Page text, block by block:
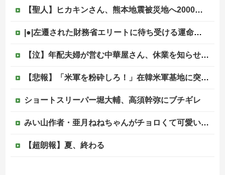
【聖人】ヒカキンさん、熊本地震被災地へ2000万円の寄付！
|●|左遷された財務省エリートに待ち受ける運命がやばすぎる！と話題に、経歴自体はとんでもないものだが……
【泣】年配夫婦が営む中華屋さん、休業を知らせる貼り紙に応援コメントが続々と
【悲報】「米軍を粉砕しろ！」在韓米軍基地に突入した韓国学生、即逮捕
ショートスリーパー堀大輔、高須幹弥にブチギレ
みい山作者・亜月ねねちゃんがチョロくて可愛いwwwwwww （※画像あり）他
【超朗報】夏、終わる